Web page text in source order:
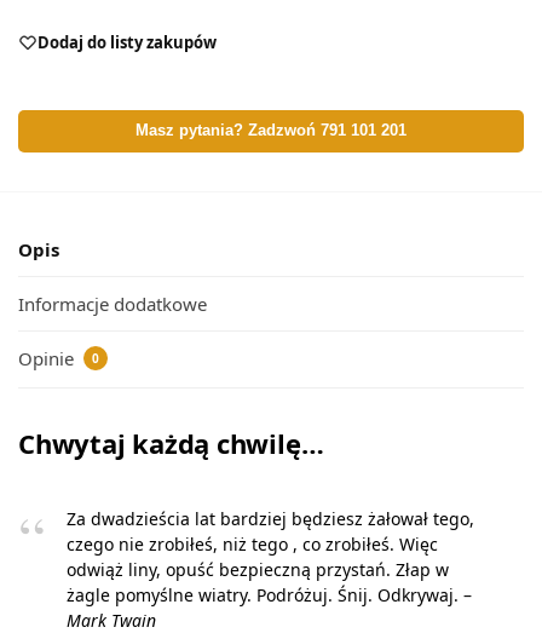
Dodaj do listy zakupów
Masz pytania? Zadzwoń 791 101 201
Opis
Informacje dodatkowe
Opinie 0
Chwytaj każdą chwilę…
Za dwadzieścia lat bardziej będziesz żałował tego,
czego nie zrobiłeś, niż tego , co zrobiłeś. Więc
odwiąż liny, opuść bezpieczną przystań. Złap w
żagle pomyślne wiatry. Podróżuj. Śnij. Odkrywaj. –
Mark Twain